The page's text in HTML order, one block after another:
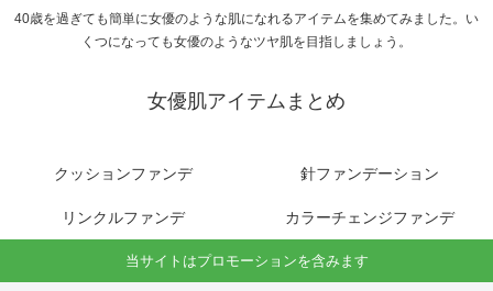
40歳を過ぎても簡単に女優のような肌になれるアイテムを集めてみました。い
くつになっても女優のようなツヤ肌を目指しましょう。
女優肌アイテムまとめ
クッションファンデ 針ファンデーション
リンクルファンデ カラーチェンジファンデ
当サイトはプロモーションを含みます